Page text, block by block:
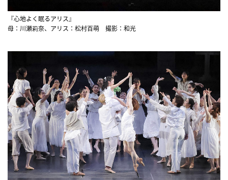
『心地よく眠るアリス』
母：川瀬莉奈、アリス：松村百萌 撮影：和光